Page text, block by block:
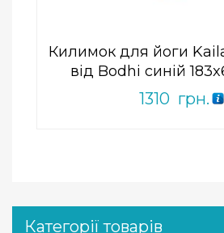
Килимок для йоги
від Bodhi синій
1310 грн.
Категорії товарів